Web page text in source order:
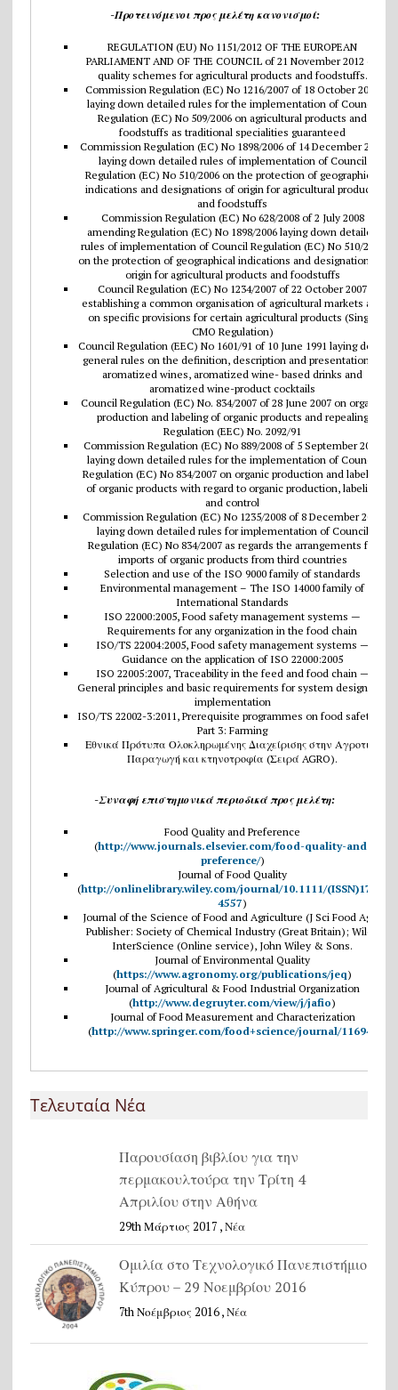
-Προτεινόμενοι προς μελέτη κανονισμοί:
REGULATION (EU) No 1151/2012 OF THE EUROPEAN
PARLIAMENT AND OF THE COUNCIL of 21 November 2012 on
quality schemes for agricultural products and foodstuffs.
Commission Regulation (EC) No 1216/2007 of 18 October 2007
laying down detailed rules for the implementation of Council
Regulation (EC) No 509/2006 on agricultural products and
foodstuffs as traditional specialities guaranteed
Commission Regulation (EC) No 1898/2006 of 14 December 2006
laying down detailed rules of implementation of Council
Regulation (EC) No 510/2006 on the protection of geographical
indications and designations of origin for agricultural products
and foodstuffs
Commission Regulation (EC) No 628/2008 of 2 July 2008
amending Regulation (EC) No 1898/2006 laying down detailed
rules of implementation of Council Regulation (EC) No 510/2006
on the protection of geographical indications and designations of
origin for agricultural products and foodstuffs
Council Regulation (EC) No 1234/2007 of 22 October 2007
establishing a common organisation of agricultural markets and
on specific provisions for certain agricultural products (Single
CMO Regulation)
Council Regulation (EEC) No 1601/91 of 10 June 1991 laying down
general rules on the definition, description and presentation of
aromatized wines, aromatized wine- based drinks and
aromatized wine-product cocktails
Council Regulation (EC) No. 834/2007 of 28 June 2007 on organic
production and labeling of organic products and repealing
Regulation (EEC) No. 2092/91
Commission Regulation (EC) No 889/2008 of 5 September 2008
laying down detailed rules for the implementation of Council
Regulation (EC) No 834/2007 on organic production and labeling
of organic products with regard to organic production, labeling
and control
Commission Regulation (EC) No 1235/2008 of 8 December 2008
laying down detailed rules for implementation of Council
Regulation (EC) No 834/2007 as regards the arrangements for
imports of organic products from third countries
Selection and use of the ISO 9000 family of standards
Environmental management – The ISO 14000 family of
International Standards
ISO 22000:2005, Food safety management systems —
Requirements for any organization in the food chain
ISO/TS 22004:2005, Food safety management systems —
Guidance on the application of ISO 22000:2005
ISO 22005:2007, Traceability in the feed and food chain —
General principles and basic requirements for system design and
implementation
ISO/TS 22002-3:2011, Prerequisite programmes on food safety —
Part 3: Farming
Εθνικά Πρότυπα Ολοκληρωμένης Διαχείρισης στην Αγροτική
Παραγωγή και κτηνοτροφία (Σειρά AGRO).
-Συναφή επιστημονικά περιοδικά προς μελέτη:
Food Quality and Preference
(http://www.journals.elsevier.com/food-quality-and-
preference/)
Journal of Food Quality
(http://onlinelibrary.wiley.com/journal/10.1111/(ISSN)1745-
4557)
Journal of the Science of Food and Agriculture (J Sci Food Agr )
Publisher: Society of Chemical Industry (Great Britain); Wiley
InterScience (Online service), John Wiley & Sons.
Journal of Environmental Quality
(https://www.agronomy.org/publications/jeq)
Journal of Agricultural & Food Industrial Organization
(http://www.degruyter.com/view/j/jafio)
Journal of Food Measurement and Characterization
(http://www.springer.com/food+science/journal/11694
Τελευταία Νέα
Παρουσίαση βιβλίου για την
περμακουλτούρα την Τρίτη 4
Απριλίου στην Αθήνα
29th Μάρτιος 2017 ,Νέα
Ομιλία στο Τεχνολογικό Πανεπιστήμιο
Κύπρου – 29 Νοεμβρίου 2016
7th Νοέμβριος 2016 ,Νέα